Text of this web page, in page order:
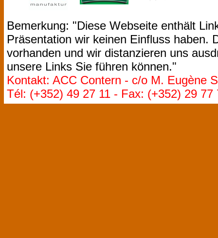
Bemerkung: "Diese Webseite enthält
Präsentation wir keinen Einfluss haben.
vorhanden und wir distanzieren uns
unsere Links Sie führen können."
Kontakt: ACC Contern - c/o M. Eugène
Tél: (+352) 49 27 11 - Fax: (+352) 29